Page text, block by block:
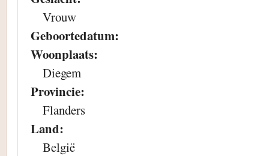
Vrouw
Geboortedatum:
Woonplaats:
Diegem
Provincie:
Flanders
Land:
België